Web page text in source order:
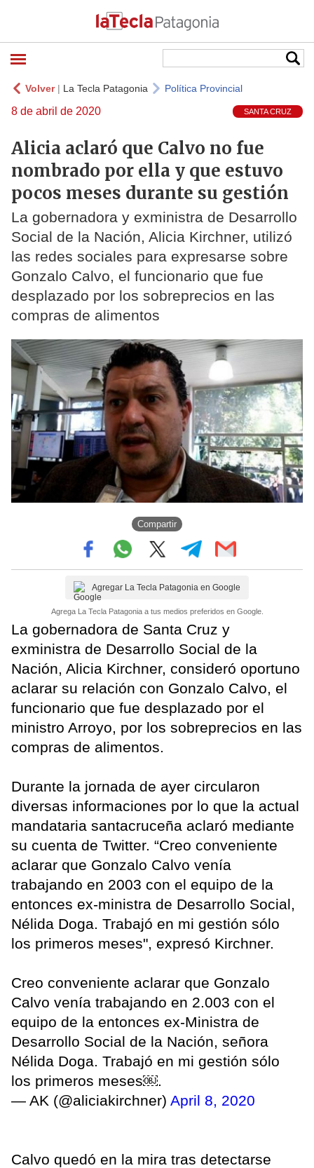
Volver| La Tecla Patagonia Política Provincial
8 de abril de 2020 SANTA CRUZ
Alicia aclaró que Calvo no fue
nombrado por ella y que estuvo
pocos meses durante su gestión
La gobernadora y exministra de Desarrollo
Social de la Nación, Alicia Kirchner, utilizó
las redes sociales para expresarse sobre
Gonzalo Calvo, el funcionario que fue
desplazado por los sobreprecios en las
compras de alimentos
Compartir
Agregar La Tecla Patagonia en Google
Agrega La Tecla Patagonia a tus medios preferidos en Google.
La gobernadora de Santa Cruz y
exministra de Desarrollo Social de la
Nación, Alicia Kirchner, consideró oportuno
aclarar su relación con Gonzalo Calvo, el
funcionario que fue desplazado por el
ministro Arroyo, por los sobreprecios en las
compras de alimentos.
Durante la jornada de ayer circularon
diversas informaciones por lo que la actual
mandataria santacruceña aclaró mediante
su cuenta de Twitter. “Creo conveniente
aclarar que Gonzalo Calvo venía
trabajando en 2003 con el equipo de la
entonces ex-ministra de Desarrollo Social,
Nélida Doga. Trabajó en mi gestión sólo
los primeros meses", expresó Kirchner.
Creo conveniente aclarar que Gonzalo
Calvo venía trabajando en 2.003 con el
equipo de la entonces ex-Ministra de
Desarrollo Social de la Nación, señora
Nélida Doga. Trabajó en mi gestión sólo
los primeros meses￼.
— AK (@aliciakirchner) April 8, 2020
Calvo quedó en la mira tras detectarse